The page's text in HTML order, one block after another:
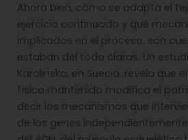
Ahora bien, cómo se adapta el
ejercicio continuado y qué
implicados en el proceso, son
estaban del todo claras. Un
Karolinska, en Suecia, revela que
físico mantenido modifica el
decir los mecanismos que
de los genes